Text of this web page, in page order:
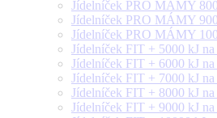
Jídelníček PRO MÁMY
Jídelníček PRO MÁMY
Jídelníček PRO MÁMY
Jídelníček FIT + 5000 kJ na
Jídelníček FIT + 6000 kJ na
Jídelníček FIT + 7000 kJ na
Jídelníček FIT + 8000 kJ na
Jídelníček FIT + 9000 kJ na